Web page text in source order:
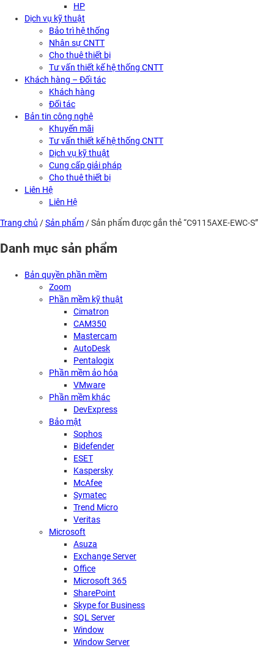
HP
Dịch vụ kỹ thuật
Bảo trì hệ thống
Nhân sự CNTT
Cho thuê thiết bị
Tư vấn thiết kế hệ thống CNTT
Khách hàng – Đối tác
Khách hàng
Đối tác
Bản tin công nghệ
Khuyến mãi
Tư vấn thiết kế hệ thống CNTT
Dịch vụ kỹ thuật
Cung cấp giải pháp
Cho thuê thiết bị
Liên Hệ
Liên Hệ
Trang chủ /Sản phẩm / Sản phẩm được gắn thẻ “C9115AXE-EWC-S”
Danh mục sản phẩm
Bản quyền phần mềm
Zoom
Phần mềm kỹ thuật
Cimatron
CAM350
Mastercam
AutoDesk
Pentalogix
Phần mềm ảo hóa
VMware
Phần mềm khác
DevExpress
Bảo mật
Sophos
Bidefender
ESET
Kaspersky
McAfee
Symatec
Trend Micro
Veritas
Microsoft
Asuza
Exchange Server
Office
Microsoft 365
SharePoint
Skype for Business
SQL Server
Window
Window Server